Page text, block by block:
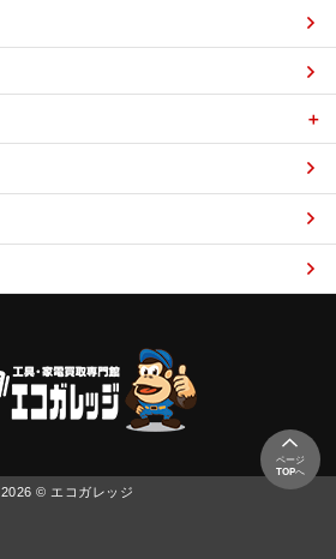
2026 © エコガレッジ
ページ
TOPへ